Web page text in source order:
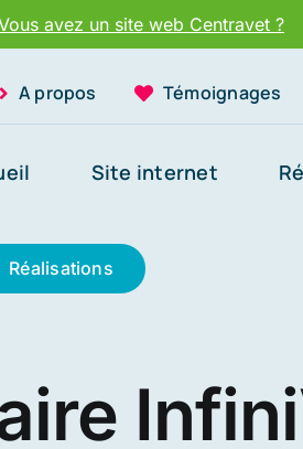
avez un site web Centravet ?
A propos Témoignages
Site internet
Réalisations